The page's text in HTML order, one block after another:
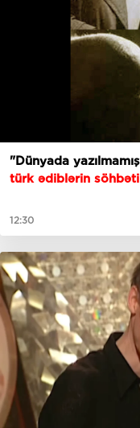
"Dünyada
türk ədiblərin söhbəti
12:30